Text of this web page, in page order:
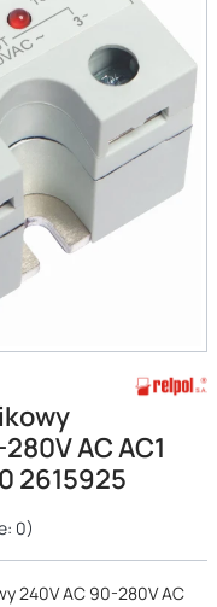
AC AC1
2615925
0)
240V AC 90-280V AC